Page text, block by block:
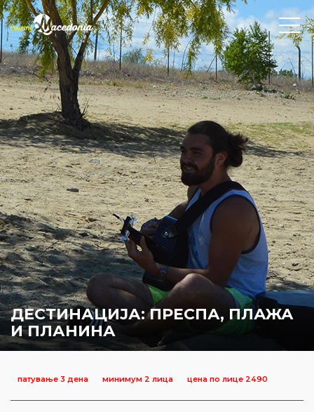
ДЕСТИНАЦИЈА: ПРЕСПА, ПЛАЖА
И ПЛАНИНА
патувањe 3 дена минимум 2 лица цена по лице 2490